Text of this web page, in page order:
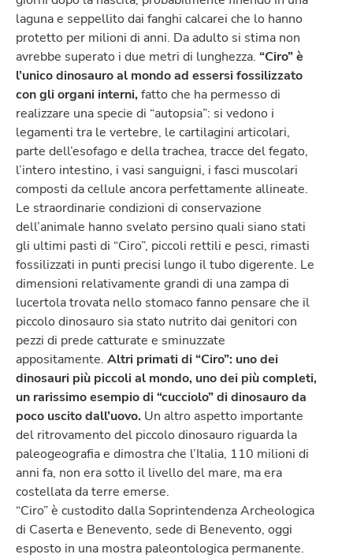
laguna e seppellito dai fanghi calcarei che lo hanno
protetto per milioni di anni. Da adulto si stima non
avrebbe superato i due metri di lunghezza. “Ciro” è
l’unico dinosauro al mondo ad essersi fossilizzato
con gli organi interni, fatto che ha permesso di
realizzare una specie di “autopsia”: si vedono i
legamenti tra le vertebre, le cartilagini articolari,
parte dell’esofago e della trachea, tracce del fegato,
l’intero intestino, i vasi sanguigni, i fasci muscolari
composti da cellule ancora perfettamente allineate.
Le straordinarie condizioni di conservazione
dell’animale hanno svelato persino quali siano stati
gli ultimi pasti di “Ciro”, piccoli rettili e pesci, rimasti
fossilizzati in punti precisi lungo il tubo digerente. Le
dimensioni relativamente grandi di una zampa di
lucertola trovata nello stomaco fanno pensare che il
piccolo dinosauro sia stato nutrito dai genitori con
pezzi di prede catturate e sminuzzate
appositamente. Altri primati di “Ciro”: uno dei
dinosauri più piccoli al mondo, uno dei più completi,
un rarissimo esempio di “cucciolo” di dinosauro da
poco uscito dall’uovo. Un altro aspetto importante
del ritrovamento del piccolo dinosauro riguarda la
paleogeografia e dimostra che l’Italia, 110 milioni di
anni fa, non era sotto il livello del mare, ma era
costellata da terre emerse.
“Ciro” è custodito dalla Soprintendenza Archeologica
di Caserta e Benevento, sede di Benevento, oggi
esposto in una mostra paleontologica permanente.